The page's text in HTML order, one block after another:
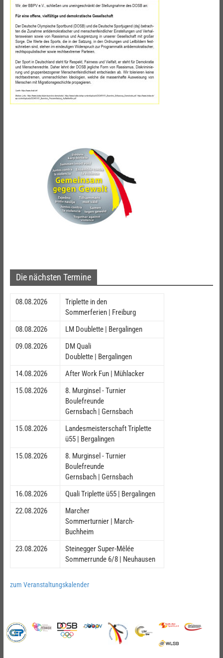
Die nächsten Termine
08.08.2026
Triplette in den
Sommerferien | Freiburg
08.08.2026
LM Doublette | Bergalingen
09.08.2026
DM Quali
Doublette | Bergalingen
14.08.2026
After Work Fun | Mühlacker
15.08.2026
8. Murginsel - Turnier
Boulefreunde
Gernsbach | Gernsbach
15.08.2026
Landesmeisterschaft Triplette
ü55 | Bergalingen
15.08.2026
8. Murginsel - Turnier
Boulefreunde
Gernsbach | Gernsbach
16.08.2026
Quali Triplette ü55 | Bergalingen
22.08.2026
Marcher
Sommerturnier | March-
Buchheim
23.08.2026
Steinegger Super-Mêlée
Sommerrunde 6/8 | Neuhausen
zum Veranstaltungskalender